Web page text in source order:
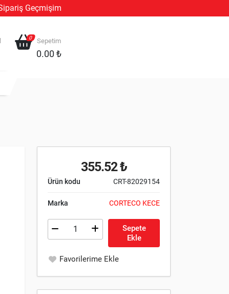
Geçmişim
0 Sepetim
0.00 ₺
355.52 ₺
Ürün kodu CRT-82029154
Marka CORTECO KECE
Sepete
Ekle
Favorilerime Ekle